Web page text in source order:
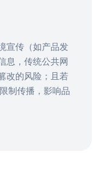
宣传（如产品发
息，传统公共网
改的风险；且若
制传播，影响品